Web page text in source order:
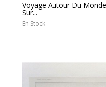
Voyage Autour Du Monde
Sur...
En Stock